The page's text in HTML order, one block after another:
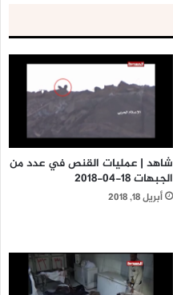
شاهد | عمليات القنص في عدد من
الجبهات 18-04-2018
أبريل 18, 2018